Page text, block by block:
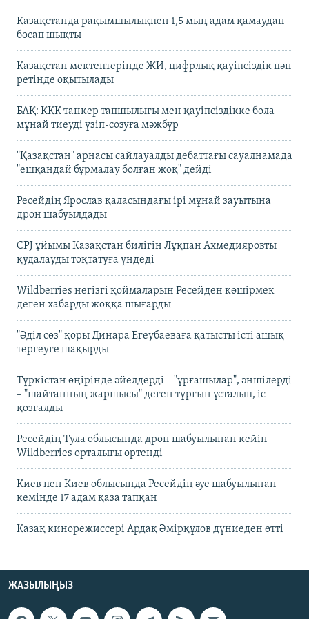
Қазақстанда рақымшылықпен 1,5 мың адам қамаудан
босап шықты
Қазақстан мектептерінде ЖИ, цифрлық қауіпсіздік пән
ретінде оқытылады
БАҚ: КҚК танкер тапшылығы мен қауіпсіздікке бола
мұнай тиеуді үзіп-созуға мәжбүр
"Қазақстан" арнасы сайлауалды дебаттағы сауалнамада
"ешқандай бұрмалау болған жоқ" дейді
Ресейдің Ярослав қаласындағы ірі мұнай зауытына
дрон шабуылдады
CPJ ұйымы Қазақстан билігін Лұқпан Ахмедияровты
қудалауды тоқтатуға үндеді
Wildberries негізгі қоймаларын Ресейден көшірмек
деген хабарды жоққа шығарды
"Әділ сөз" қоры Динара Егеубаеваға қатысты істі ашық
тергеуге шақырды
Түркістан өңірінде әйелдерді – "ұрғашылар", әншілерді
– "шайтанның жаршысы" деген тұрғын ұсталып, іс
қозғалды
Ресейдің Тула облысында дрон шабуылынан кейін
Wildberries орталығы өртенді
Киев пен Киев облысында Ресейдің әуе шабуылынан
кемінде 17 адам қаза тапқан
Қазақ кинорежиссері Ардақ Әмірқұлов дүниеден өтті
ЖАЗЫЛЫҢЫЗ